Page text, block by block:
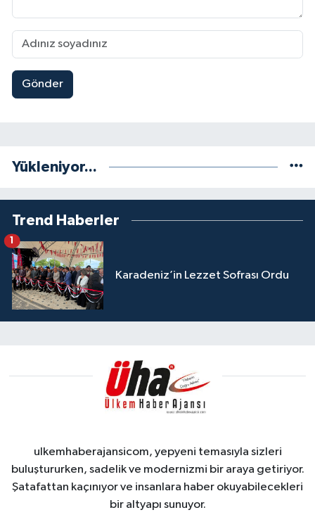
Gönder
Yükleniyor...
Trend Haberler
Karadeniz’in Lezzet Sofrası Ordu
1
ulkemhaberajansicom, yepyeni temasıyla sizleri
buluştururken, sadelik ve modernizmi bir araya getiriyor.
Şatafattan kaçınıyor ve insanlara haber okuyabilecekleri
bir altyapı sunuyor.